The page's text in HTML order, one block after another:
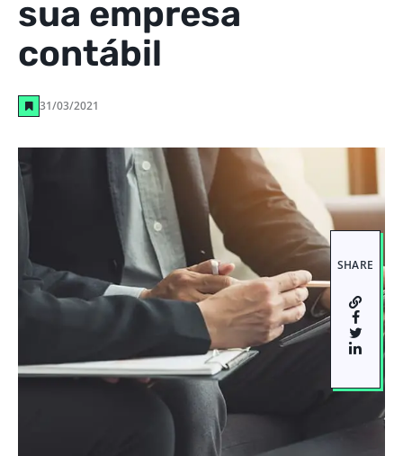
sua empresa
contábil
31/03/2021
SHARE